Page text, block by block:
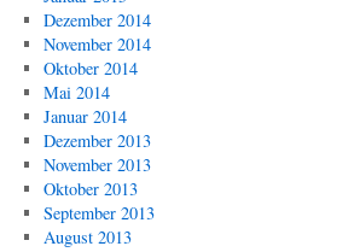
Dezember 2014
November 2014
Oktober 2014
Mai 2014
Januar 2014
Dezember 2013
November 2013
Oktober 2013
September 2013
August 2013